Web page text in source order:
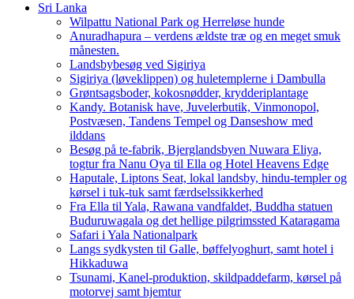
Sri Lanka
Wilpattu National Park og Herreløse hunde
Anuradhapura – verdens ældste træ og en meget smuk
månesten.
Landsbybesøg ved Sigiriya
Sigiriya (løveklippen) og huletemplerne i Dambulla
Grøntsagsboder, kokosnødder, krydderiplantage
Kandy. Botanisk have, Juvelerbutik, Vinmonopol,
Postvæsen, Tandens Tempel og Danseshow med
ilddans
Besøg på te-fabrik, Bjerglandsbyen Nuwara Eliya,
togtur fra Nanu Oya til Ella og Hotel Heavens Edge
Haputale, Liptons Seat, lokal landsby, hindu-templer og
kørsel i tuk-tuk samt færdselssikkerhed
Fra Ella til Yala, Rawana vandfaldet, Buddha statuen
Buduruwagala og det hellige pilgrimssted Kataragama
Safari i Yala Nationalpark
Langs sydkysten til Galle, bøffelyoghurt, samt hotel i
Hikkaduwa
Tsunami, Kanel-produktion, skildpaddefarm, kørsel på
motorvej samt hjemtur